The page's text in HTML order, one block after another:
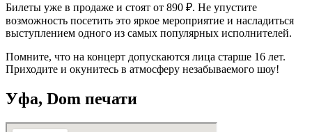
Билеты уже в продаже и стоят от 890 ₽. Не упустите
возможность посетить это яркое мероприятие и насладиться
выступлением одного из самых популярных исполнителей.
Помните, что на концерт допускаются лица старше 16 лет.
Приходите и окунитесь в атмосферу незабываемого шоу!
Уфа, Dom печати